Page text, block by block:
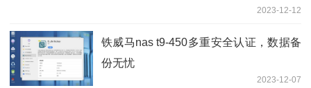
2023-12-12
铁威马nas t9-450多重安全认证，数据备
份无忧
2023-12-07